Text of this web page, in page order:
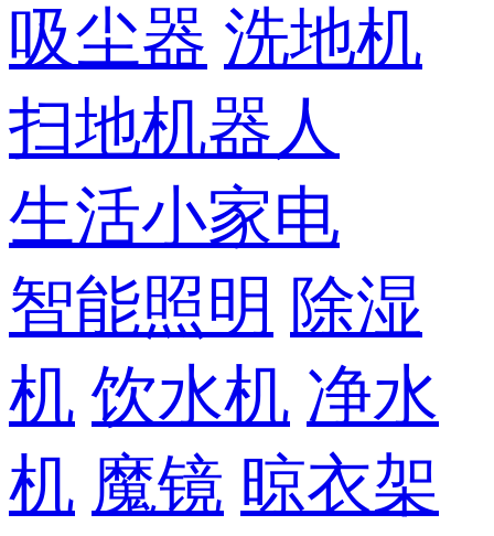
吸尘器 洗地机
扫地机器人
生活小家电
智能照明 除湿
机 饮水机 净水
机 魔镜 晾衣架